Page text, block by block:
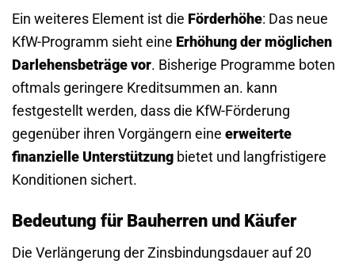
Ein weiteres Element ist die Förderhöhe: Das neue
KfW-Programm sieht eine Erhöhung der möglichen
Darlehensbeträge vor. Bisherige Programme boten
oftmals geringere Kreditsummen an. kann
festgestellt werden, dass die KfW-Förderung
gegenüber ihren Vorgängern eine erweiterte
finanzielle Unterstützung bietet und langfristigere
Konditionen sichert.
Bedeutung für Bauherren und Käufer
Die Verlängerung der Zinsbindungsdauer auf 20